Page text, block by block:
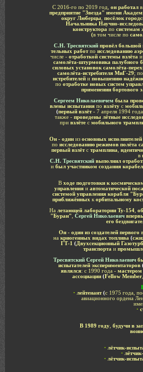
С 2016-го по 2019 год, он работал в
предприятие "Звезда" имени
округ Люберцы, посёлок
Начальника Научно-
конструктора по системам
(в том числе по
С.Н. Тресвятский провёл большой
тельных работпо исследованию
числе - отработкой системы взлёта
самолёта-штурмовика палубного
силовых установок самолёта-
самолёта-истребителя МиГ-29;
истребителей и повышению
по отработке новых систем
применении бортового
Сергеем Николаевичем была
влены испытания по взлёту с
(первый взлёт - 7 апреля 1994 года
также - проведены лётные
при взлёте с мобильного
Он - одиниз основных исполнителей
по исследованию режимов полёта
первый взлётс трамплина
в
С.Н. Тресвятский выполнил
и был участником создания
В ходе подготовки к
управления и автоматической
системой управления корабля
приближённых к орбитальному
На летающей лаборатории Ту-154,
"Буран"
Сергей Николаевич
его
Он - один из создателей первого в
на криогенных видах топлива (
ГТ-1 (Двухсекционный
транспорта и
Тресвятский Сергей Николаевич
испытателей экспериментаторов
являлся: с 1990 года - мастером
ассоциации(Fellow Member
• лейтенант (с 1975 года,
авиационного ордена
•
В 1989 году будучи в
• лётчик-
•
• лётчик-